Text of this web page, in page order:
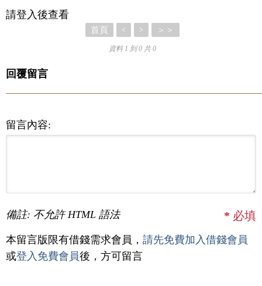
請登入後查看
首頁 < > ＞＞
資料 1 到 0 共 0
回覆留言
留言內容:
備註: 不允許 HTML 語法 * 必填
本留言版限有借錢需求會員， 請先免費加入借錢會員
或登入免費會員後，方可留言